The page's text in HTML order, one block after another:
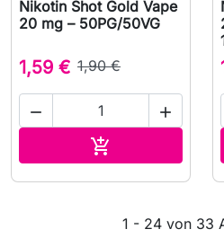
Nikotin Shot Gold Vape
20 mg – 50PG/50VG
1,59 € 1,90 €
 

1 - 24 von 33